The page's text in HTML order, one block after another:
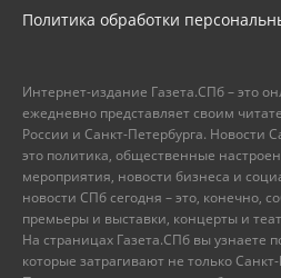
Политика обработки
Интернет-издание Газета.СПб – это
ежедневно представляет своим
России и Санкт-Петербурга. Новости
это политика, общественные
мероприятия, новости бизнеса и
новости СПб сегодня – это, конечно,
премьеры и выставки, концерты и
На страницах Газета.СПб вы узнаете
которые затрагивают не только